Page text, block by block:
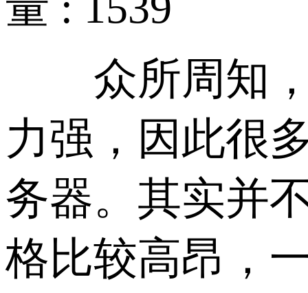
众所周知，
力强，因此很
务器。其实并
格比较高昂，